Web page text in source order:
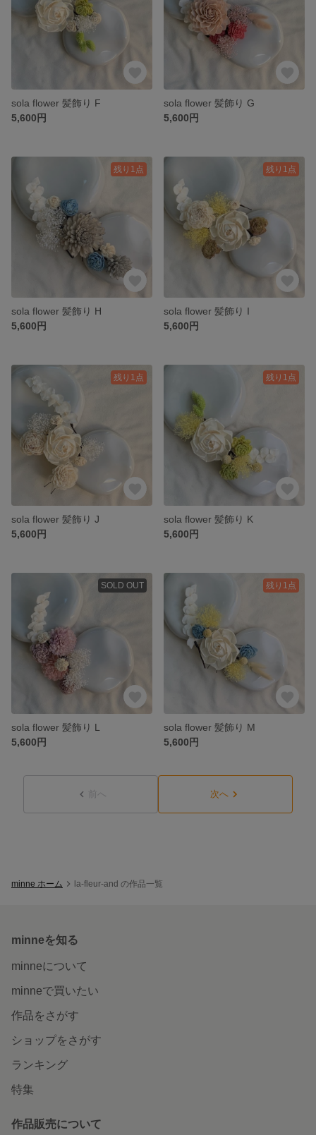
sola flower 髪飾り F
5,600円
sola flower 髪飾り G
5,600円
残り1点
sola flower 髪飾り H
5,600円
残り1点
sola flower 髪飾り I
5,600円
残り1点
sola flower 髪飾り J
5,600円
残り1点
sola flower 髪飾り K
5,600円
SOLD OUT
sola flower 髪飾り L
5,600円
残り1点
sola flower 髪飾り M
5,600円
前へ 次へ
minne ホーム la-fleur-and の作品一覧
minneを知る
minneについて
minneで買いたい
作品をさがす
ショップをさがす
ランキング
特集
作品販売について